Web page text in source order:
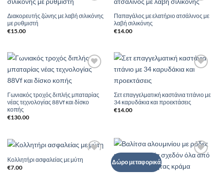
Wishlist
Διακορευτής ζώνης με λαβή σιλικόνης
με ρυθμιστή
€15.00
Add to
Wishlist
Παπαγάλος με ελατήριο ατσάλινος με
λαβή σιλικόνης
€14.00
Add to
Γωνιακός τροχός διπλής μπαταρίας
νέας τεχνολογίας 88Vf και δίσκο
κοπής
€130.00
Σετ επαγγελματική καστάνια τιτάνιο με
34 καρυδάκια και προεκτάσεις
€14.00
Κολλητήρι ασφαλείας με μύτη
€7.00
Δώρο μεταφορικά
Wishlist